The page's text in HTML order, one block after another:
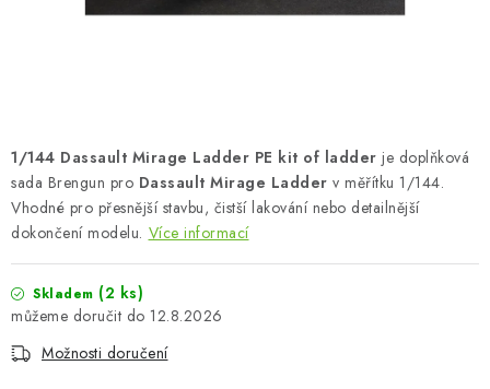
O nás Moje objednávka Kontakty
Doprava a platba
Obchodní podmínky
Podmínky ochrany osobních údajů
Reklamační řád
Velkoobchod (B2B)
FAQ
Výstavy 2026
1/144 Dassault Mirage Ladder PE kit of ladder je doplňková
sada Brengun pro Dassault Mirage Ladder v měřítku 1/144.
Vhodné pro přesnější stavbu, čistší lakování nebo detailnější
dokončení modelu. Více informací
Skladem (2 ks)
12.8.2026
Možnosti doručení